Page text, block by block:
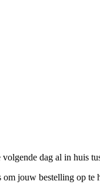
dag al in huis
jouw bestelling op te